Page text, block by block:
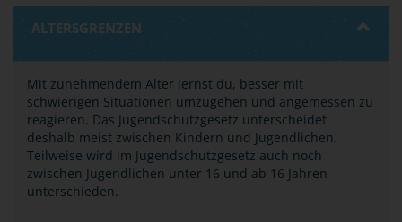
ALTERSGRENZEN
Mit zunehmendem Alter lernst du, besser mit
schwierigen Situationen umzugehen und angemessen zu
reagieren. Das Jugendschutzgesetz unterscheidet
deshalb meist zwischen Kindern und Jugendlichen.
Teilweise wird im Jugendschutzgesetz auch noch
zwischen Jugendlichen unter 16 und ab 16 Jahren
unterschieden.